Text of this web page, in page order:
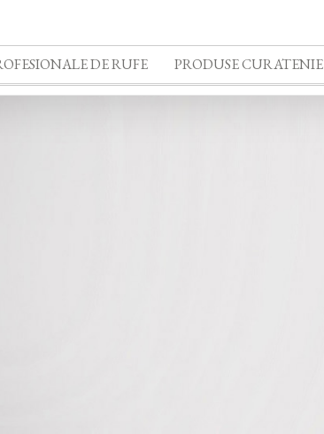
DE RUFE PRODUSE CURATENIE